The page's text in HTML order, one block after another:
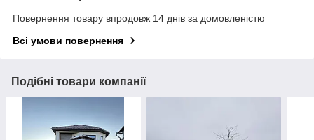
Повернення товару впродовж 14 днів за домовленістю
Всі умови повернення
Подібні товари компанії